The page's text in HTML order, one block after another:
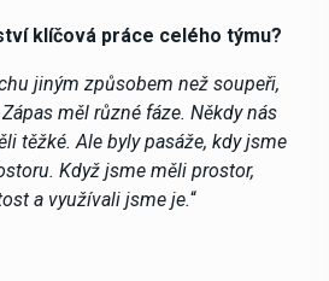
klíčová práce celého týmu?
jiným způsobem než soupeři,
měl různé fáze. Někdy nás
těžké. Ale byly pasáže, kdy jsme
Když jsme měli prostor,
a využívali jsme je.“